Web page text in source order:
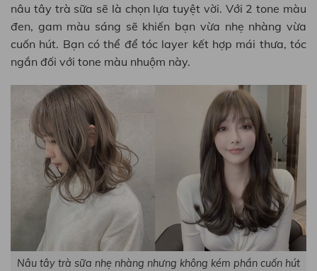
nâu tây trà sữa sẽ là chọn lựa tuyệt vời. Với 2 tone màu
đen, gam màu sáng sẽ khiến bạn vừa nhẹ nhàng vừa
cuốn hút. Bạn có thể để tóc layer kết hợp mái thưa, tóc
ngắn đối với tone màu nhuộm này.
Nâu tây trà sữa nhẹ nhàng nhưng không kém phần cuốn hút